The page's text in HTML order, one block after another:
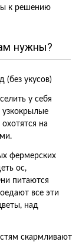
к решению
нужны?
у себя
на
фермерских
ос,
питаются
все эти
над
скармливают